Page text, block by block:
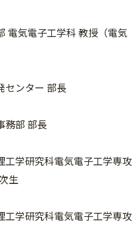
電気電子工学科 教授（電気
センター 部長
務部 部長
工学研究科電気電子工学専攻
生
工学研究科電気電子工学専攻